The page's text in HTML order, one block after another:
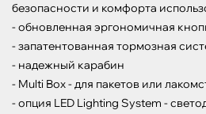
безопасности и комфорта
- обновленная эргономичная
- запатентованная тормозная
- надежный карабин
- Multi Box - для пакетов или
- опция LED Lighting System -